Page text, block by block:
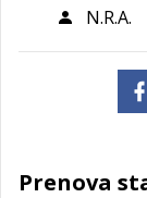
N.R.A.
Prenova